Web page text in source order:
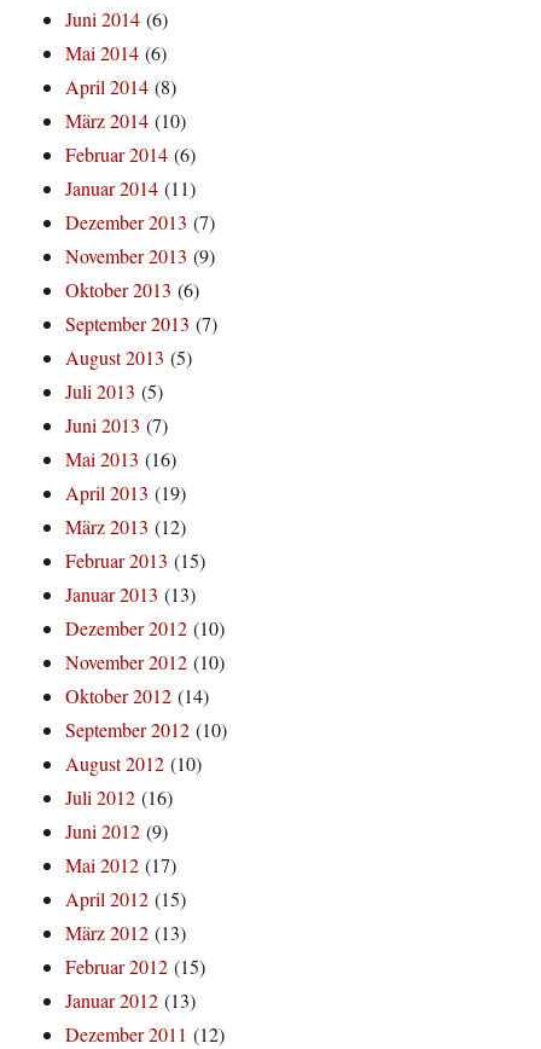
Juni 2014 (6)
Mai 2014 (6)
April 2014 (8)
März 2014 (10)
Februar 2014 (6)
Januar 2014 (11)
Dezember 2013 (7)
November 2013 (9)
Oktober 2013 (6)
September 2013 (7)
August 2013 (5)
Juli 2013 (5)
Juni 2013 (7)
Mai 2013 (16)
April 2013 (19)
März 2013 (12)
Februar 2013 (15)
Januar 2013 (13)
Dezember 2012 (10)
November 2012 (10)
Oktober 2012 (14)
September 2012 (10)
August 2012 (10)
Juli 2012 (16)
Juni 2012 (9)
Mai 2012 (17)
April 2012 (15)
März 2012 (13)
Februar 2012 (15)
Januar 2012 (13)
Dezember 2011 (12)